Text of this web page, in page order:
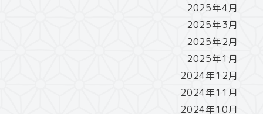
2025年4月
2025年3月
2025年2月
2025年1月
2024年12月
2024年11月
2024年10月